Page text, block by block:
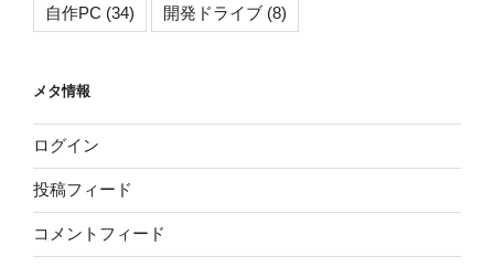
自作PC (34) 開発ドライブ (8)
メタ情報
ログイン
投稿フィード
コメントフィード